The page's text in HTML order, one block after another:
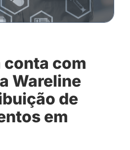
com
Wareline
de
em